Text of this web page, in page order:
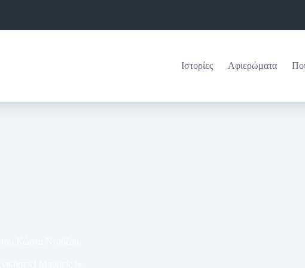
Ιστορίες Αφιερώματα